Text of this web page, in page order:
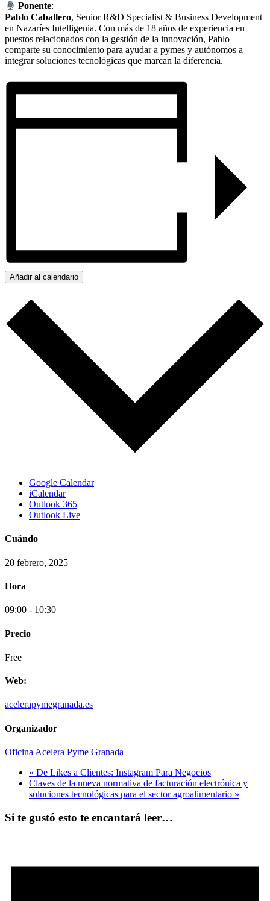
Ponente:
Pablo Caballero, Senior R&D Specialist & Business Development
en Nazaríes Intelligenia. Con más de 18 años de experiencia en
puestos relacionados con la gestión de la innovación, Pablo
comparte su conocimiento para ayudar a pymes y autónomos a
integrar soluciones tecnológicas que marcan la diferencia.
Añadir al calendario
Google Calendar
iCalendar
Outlook 365
Outlook Live
Cuándo
20 febrero, 2025
Hora
09:00 - 10:30
Precio
Free
Web:
acelerapymegranada.es
Organizador
Oficina Acelera Pyme Granada
« De Likes a Clientes: Instagram Para Negocios
Claves de la nueva normativa de facturación electrónica y
soluciones tecnológicas para el sector agroalimentario »
Si te gustó esto te encantará leer…